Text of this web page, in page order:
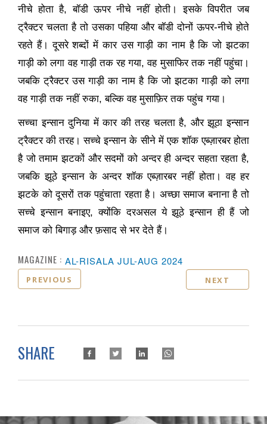
नीचे होता है,बॉडी ऊपर नीचे नहीं होती। इसके विपरीत जब
ट्रैक्टर चलता है तो उसका पहिया और बॉडी दोनों ऊपर-नीचे होते
रहते हैं। दूसरे शब्दों में कार उस गाड़ी का नाम है कि जो झटका
गाड़ी को लगा वह गाड़ी तक रह गया,वह मुसाफिर तक नहीं पहुंचा।
जबकि ट्रैक्टर उस गाड़ी का नाम है कि जो झटका गाड़ी को लगा
वह गाड़ी तक नहीं रुका,बल्कि वह मुसाफ़िर तक पहुंच गया।
सच्चा इन्सान दुनिया में कार की तरह चलता है, और झूठा इन्सान
ट्रैक्टर की तरह। सच्चे इन्सान के सीने में एक शॉक एब्ज़ारबर होता
है जो तमाम झटकों और सदमों को अन्दर ही अन्दर सहता रहता है,
जबकि झूठे इन्सान के अन्दर शॉक एब्ज़ारबर नहीं होता। वह हर
झटके को दूसरों तक पहुंचाता रहता है। अच्छा समाज बनाना है तो
सच्चे इन्सान बनाइए,क्योंकि दरअसल ये झूठे इन्सान ही हैं जो
समाज को बिगाड़ और फ़साद से भर देते हैं।
MAGAZINE : AL-RISALA JUL-AUG 2024
PREVIOUS NEXT
SHARE